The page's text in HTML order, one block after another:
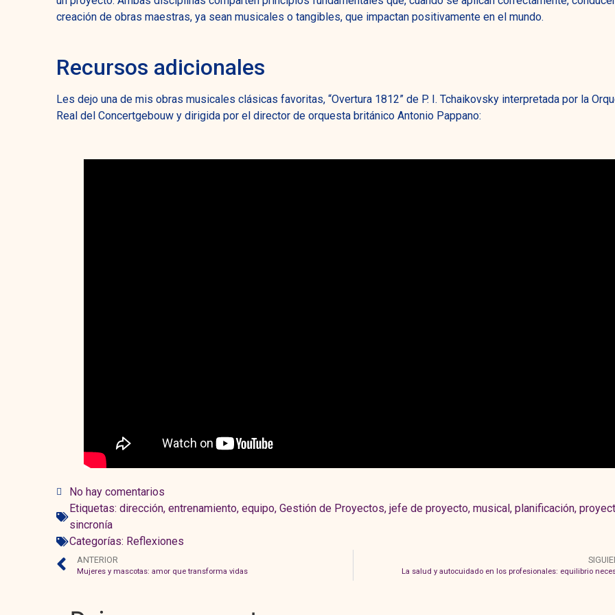
creación de obras maestras, ya sean musicales o tangibles, que impactan positivamente en el mundo.
Recursos adicionales
Les dejo una de mis obras musicales clásicas favoritas, “Overtura 1812” de P. I. Tchaikovsky interpretada por la
Real del Concertgebouw y dirigida por el director de orquesta británico Antonio Pappano:
No hay comentarios
Etiquetas: dirección, entrenamiento, equipo, Gestión de Proyectos, jefe de proyecto, musical, planificación,
sincronía
Categorías: Reflexiones
ANTERIOR
Mujeres y mascotas: amor que transforma vidas La salud y autocuidado en los profesionales: equilibrio